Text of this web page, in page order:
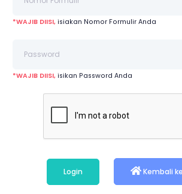
*WAJIB DIISI, isiakan Nomor Formulir Anda
*WAJIB DIISI, isikan Password Anda
Login Kembali